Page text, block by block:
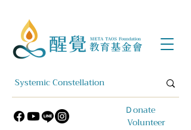
​Ｄonate
Volunteer